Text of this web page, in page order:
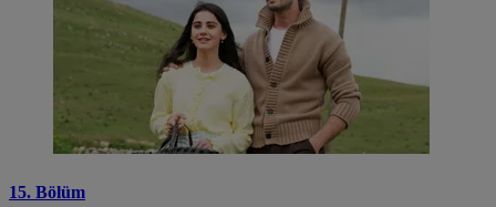
15. Bölüm